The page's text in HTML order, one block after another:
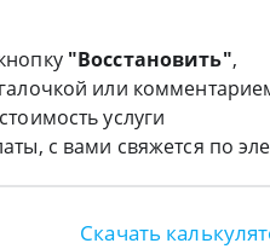
"Восстановить",
или
услуги
с вами свяжется по
Скачать